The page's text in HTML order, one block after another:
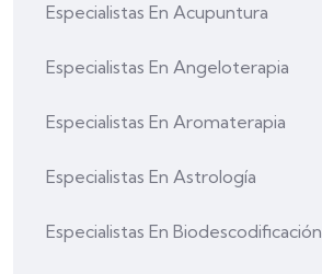
Especialistas En Acupuntura
Especialistas En Angeloterapia
Especialistas En Aromaterapia
Especialistas En Astrología
Especialistas En Biodescodificación